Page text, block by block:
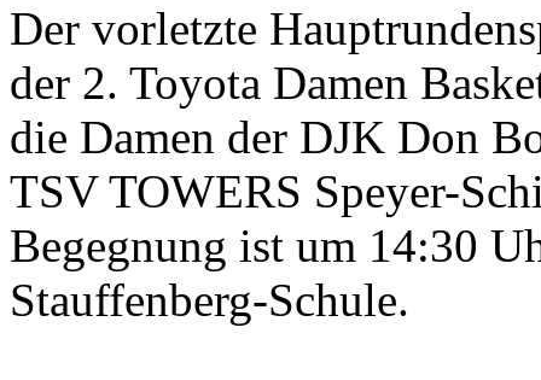
Der vorletzte
der 2. Toyota Damen
die Damen der DJK Don
TSV TOWERS Speyer-
Begegnung ist um 14:30
Stauffenberg-Schule.